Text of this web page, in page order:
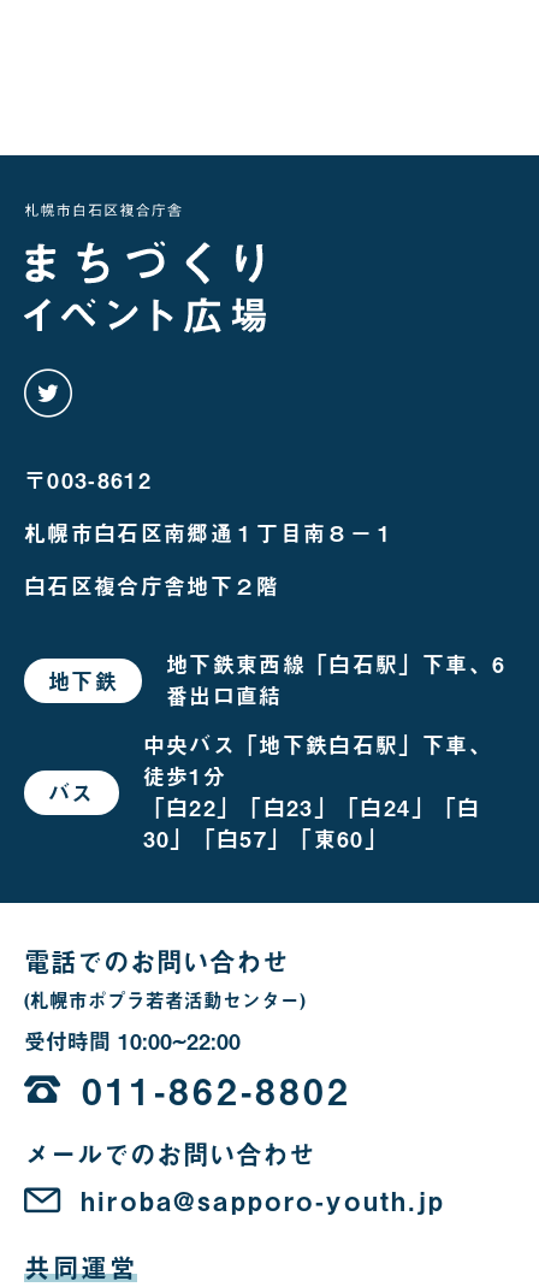
〒003-8612
札幌市白石区南郷通１丁目南８－１
白石区複合庁舎地下２階
地下鉄 で
お
場
合
地下鉄東西線「白石駅」下車、6
番出口直結
バス で
お
場
中央バス「地下鉄白石駅」下車、
徒歩1分
「白22」「白23」「白24」「白
30」「白57」「東60」
電話でのお問い合わせ
(札幌市ポプラ若者活動センター)
受付時間 10:00~22:00
時
か
ら
22
011-862-8802
メールでのお問い合わせ
hiroba@sapporo-youth.jp
共同運営